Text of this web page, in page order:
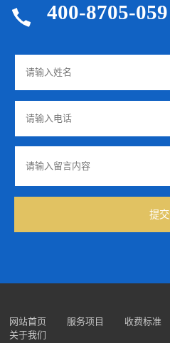
400-8705-059
提交
网站首页 服务项目 收费标准
关于我们